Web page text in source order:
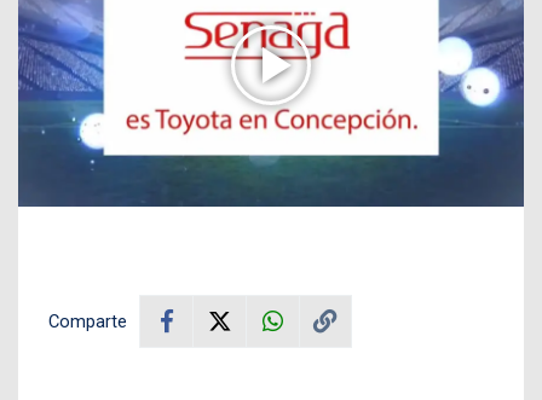
Comparte